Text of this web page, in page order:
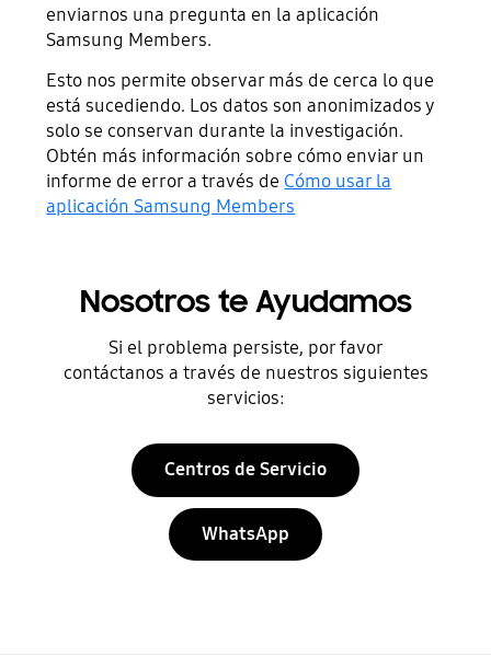
enviarnos una pregunta en la aplicación
Samsung Members.
Esto nos permite observar más de cerca lo que
está sucediendo. Los datos son anonimizados y
solo se conservan durante la investigación.
Obtén más información sobre cómo enviar un
informe de error a través de Cómo usar la
aplicación Samsung Members
Nosotros te Ayudamos
Si el problema persiste, por favor
contáctanos a través de nuestros siguientes
servicios:
Centros de Servicio
WhatsApp